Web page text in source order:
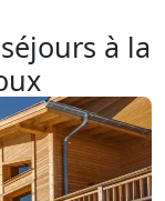
à la